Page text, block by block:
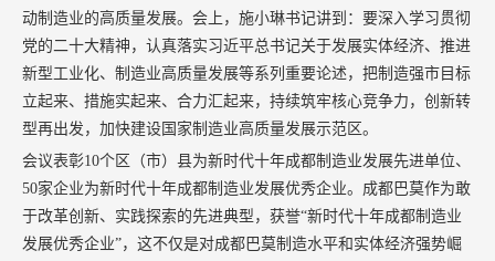
动制造业的高质量发展。会上，施小琳书记讲到：要深入学习贯彻
党的二十大精神，认真落实习近平总书记关于发展实体经济、推进
新型工业化、制造业高质量发展等系列重要论述，把制造强市目标
立起来、措施实起来、合力汇起来，持续筑牢核心竞争力，创新转
型再出发，加快建设国家制造业高质量发展示范区。
会议表彰10个区（市）县为新时代十年成都制造业发展先进单位、
50家企业为新时代十年成都制造业发展优秀企业。成都巴莫作为敢
于改革创新、实践探索的先进典型，获誉“新时代十年成都制造业
发展优秀企业”，这不仅是对成都巴莫制造水平和实体经济强势崛